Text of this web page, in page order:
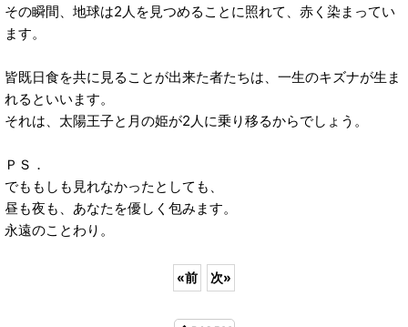
その瞬間、地球は2人を見つめることに照れて、赤く染まってい
ます。
皆既日食を共に見ることが出来た者たちは、一生のキズナが生ま
れるといいます。
それは、太陽王子と月の姫が2人に乗り移るからでしょう。
ＰＳ．
でももしも見れなかったとしても、
昼も夜も、あなたを優しく包みます。
永遠のことわり。
«前 次»